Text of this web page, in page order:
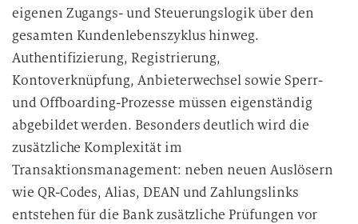
eigenen Zugangs- und Steuerungslogik über den
gesamten Kundenlebenszyklus hinweg.
Authentifizierung, Registrierung,
Kontoverknüpfung, Anbieterwechsel sowie Sperr-
und Offboarding-Prozesse müssen eigenständig
abgebildet werden. Besonders deutlich wird die
zusätzliche Komplexität im
Transaktionsmanagement: neben neuen Auslösern
wie QR-Codes, Alias, DEAN und Zahlungslinks
entstehen für die Bank zusätzliche Prüfungen vor